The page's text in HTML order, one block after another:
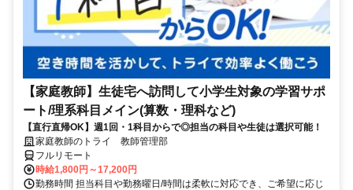
【家庭教師】生徒宅へ訪問して小学生対象の学習サポ
ート/理系科目メイン(算数・理科など)
【直行直帰OK】週1回・1科目からで◎担当の科目や生徒は選択可能！
家庭教師のトライ 教師管理部
フルリモート
時給1,800円～17,200円
勤務時間 担当科目や勤務曜日/時間は柔軟に対応でき、ご希望に応じ